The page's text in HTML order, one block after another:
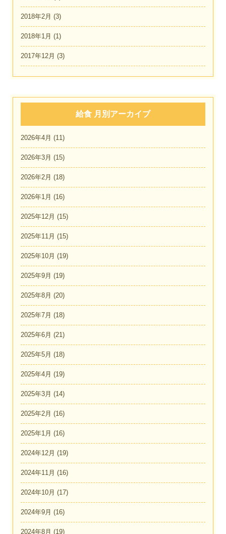
2018年2月 (3)
2018年1月 (1)
2017年12月 (3)
給食 月別アーカイブ
2026年4月 (11)
2026年3月 (15)
2026年2月 (18)
2026年1月 (16)
2025年12月 (15)
2025年11月 (15)
2025年10月 (19)
2025年9月 (19)
2025年8月 (20)
2025年7月 (18)
2025年6月 (21)
2025年5月 (18)
2025年4月 (19)
2025年3月 (14)
2025年2月 (16)
2025年1月 (16)
2024年12月 (19)
2024年11月 (16)
2024年10月 (17)
2024年9月 (16)
2024年8月 (19)